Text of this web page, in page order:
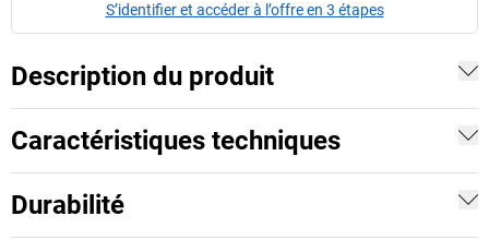
S’identifier et accéder à l’offre en 3 étapes
Description du produit
Caractéristiques techniques
Durabilité